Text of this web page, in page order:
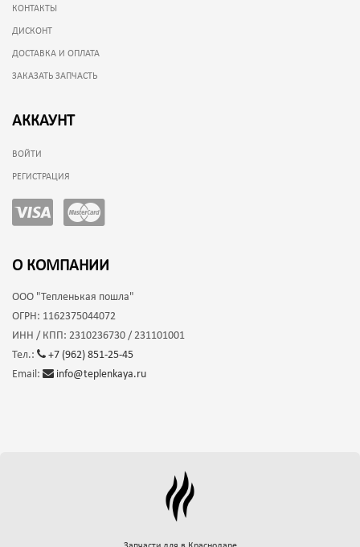
КОНТАКТЫ
ДИСКОНТ
ДОСТАВКА И ОПЛАТА
ЗАКАЗАТЬ ЗАПЧАСТЬ
АККАУНТ
ВОЙТИ
РЕГИСТРАЦИЯ
О КОМПАНИИ
ООО "Тепленькая пошла"
ОГРН: 1162375044072
ИНН / КПП: 2310236730 / 231101001
Тел.:
+7 (962) 851-25-45
Email:
info@teplenkaya.ru